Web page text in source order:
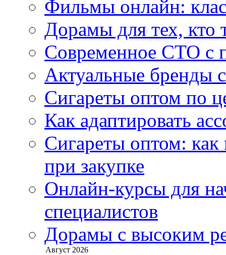
Фильмы онлайн:
Дорамы для тех, кто
Современное СТО с
Актуальные бренды
Сигареты оптом по
Как адаптировать
Сигареты оптом:
при закупке
Онлайн-курсы для
специалистов
Дорамы с высоким
Август 2026